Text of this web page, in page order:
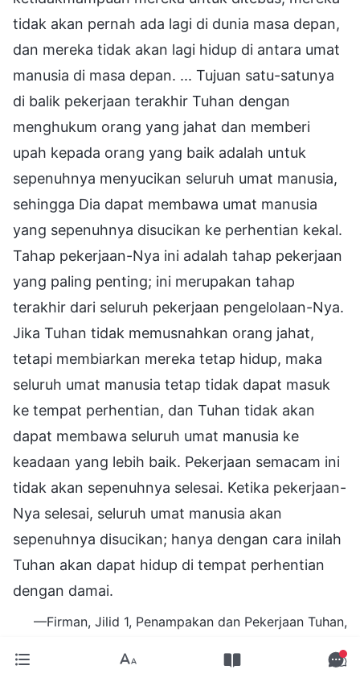
tidak akan pernah ada lagi di dunia masa depan,
dan mereka tidak akan lagi hidup di antara umat
manusia di masa depan. ... Tujuan satu-satunya
di balik pekerjaan terakhir Tuhan dengan
menghukum orang yang jahat dan memberi
upah kepada orang yang baik adalah untuk
sepenuhnya menyucikan seluruh umat manusia,
sehingga Dia dapat membawa umat manusia
yang sepenuhnya disucikan ke perhentian kekal.
Tahap pekerjaan-Nya ini adalah tahap pekerjaan
yang paling penting; ini merupakan tahap
terakhir dari seluruh pekerjaan pengelolaan-Nya.
Jika Tuhan tidak memusnahkan orang jahat,
tetapi membiarkan mereka tetap hidup, maka
seluruh umat manusia tetap tidak dapat masuk
ke tempat perhentian, dan Tuhan tidak akan
dapat membawa seluruh umat manusia ke
keadaan yang lebih baik. Pekerjaan semacam ini
tidak akan sepenuhnya selesai. Ketika pekerjaan-
Nya selesai, seluruh umat manusia akan
sepenuhnya disucikan; hanya dengan cara inilah
Tuhan akan dapat hidup di tempat perhentian
dengan damai.
—Firman, Jilid 1, Penampakan dan Pekerjaan Tuhan,
Bersama-sama"